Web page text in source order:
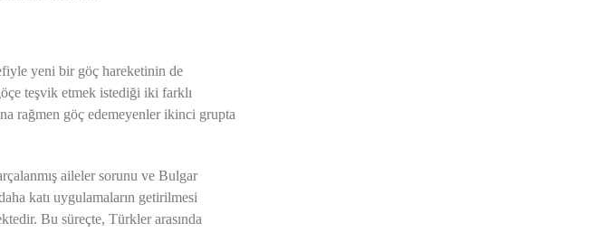
yeni bir göç hareketinin de
teşvik etmek istediği iki farklı
rağmen göç edemeyenler ikinci grupta
aileler sorunu ve Bulgar
katı uygulamaların getirilmesi
Bu süreçte, Türkler arasında